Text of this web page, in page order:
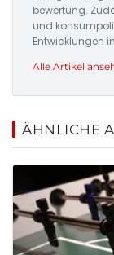
bewertung.
und
Entwicklungen
Alle Artikel
ÄHNLICHE